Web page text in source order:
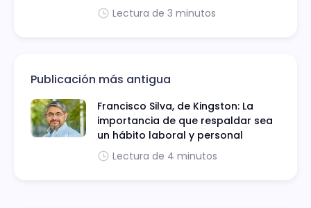
Lectura de 3 minutos
Publicación más antigua
Francisco Silva, de Kingston: La
importancia de que respaldar sea
un hábito laboral y personal
Lectura de 4 minutos